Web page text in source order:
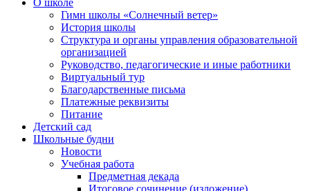
О школе
Гимн школы «Солнечный ветер»
История школы
Структура и органы управления образовательной
организацией
Руководство, педагогические и иные работники
Виртуальный тур
Благодарственные письма
Платежные реквизиты
Питание
Детский сад
Школьные будни
Новости
Учебная работа
Предметная декада